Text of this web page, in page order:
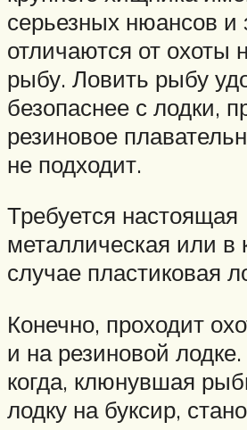
серьезных нюансов и
отличаются от охоты
рыбу. Ловить рыбу
безопаснее с лодки,
резиновое
не подходит.
Требуется настоящая
металлическая или в
случае пластиковая
Конечно, проходит
и на резиновой
когда, клюнувшая
лодку на буксир,